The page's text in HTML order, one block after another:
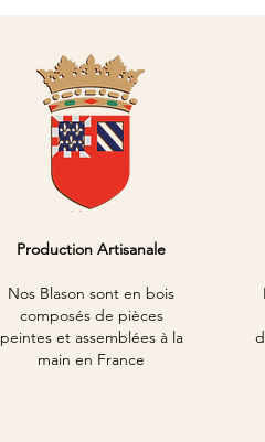
Production Artisanale
Nos Blason sont en bois
composés de pièces
peintes et assemblées à la
main en France